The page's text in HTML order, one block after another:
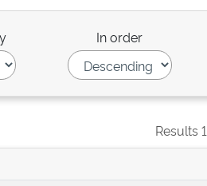
In order
Results